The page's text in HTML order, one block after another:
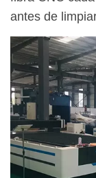
antes de